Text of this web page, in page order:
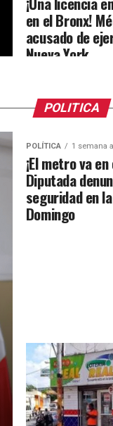
en el Bronx!
acusado de
Nueva York
POLITICA
POLÍTICA 1 semana
¡El metro va
Diputada
seguridad en
Domingo